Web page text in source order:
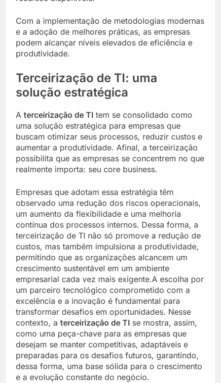
Com a implementação de metodologias modernas
e a adoção de melhores práticas, as empresas
podem alcançar níveis elevados de eficiência e
produtividade.
Terceirização de TI: uma
solução estratégica
A terceirização de TI tem se consolidado como
uma solução estratégica para empresas que
buscam otimizar seus processos, reduzir custos e
aumentar a produtividade. Afinal, a terceirização
possibilita que as empresas se concentrem no que
realmente importa: seu core business.
Empresas que adotam essa estratégia têm
observado uma redução dos riscos operacionais,
um aumento da flexibilidade e uma melhoria
contínua dos processos internos. Dessa forma, a
terceirização de TI não só promove a redução de
custos, mas também impulsiona a produtividade,
permitindo que as organizações alcancem um
crescimento sustentável em um ambiente
empresarial cada vez mais exigente.A escolha por
um parceiro tecnológico comprometido com a
excelência e a inovação é fundamental para
transformar desafios em oportunidades. Nesse
contexto, a terceirização de TI se mostra, assim,
como uma peça-chave para as empresas que
desejam se manter competitivas, adaptáveis e
preparadas para os desafios futuros, garantindo,
dessa forma, uma base sólida para o crescimento
e a evolução constante do negócio.